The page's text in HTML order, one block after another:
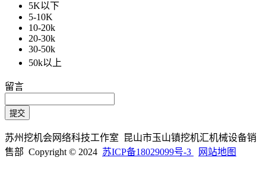
5K以下
5-10K
10-20k
20-30k
30-50k
50k以上
留言
苏州挖机会网络科技工作室 昆山市玉山镇挖机汇机械设备销
售部 Copyright © 2024 苏ICP备18029099号-3 网站地图